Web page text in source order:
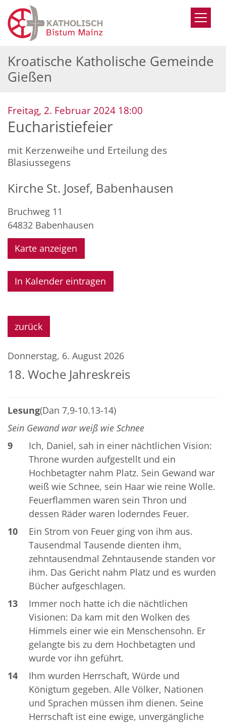
Zum Inhalt springen
Kroatische Katholische Gemeinde
Gießen
Freitag, 2. Februar 2024 18:00
Eucharistiefeier
mit Kerzenweihe und Erteilung des
Blasiussegens
Kirche St. Josef, Babenhausen
Bruchweg 11
64832 Babenhausen
Karte anzeigen
In Kalender eintragen
zurück
Donnerstag, 6. August 2026
18. Woche Jahreskreis
Lesung(Dan 7,9-10.13-14)
Sein Gewand war weiß wie Schnee
9
Ich, Daniel, sah in einer nächtlichen Vision:
Throne wurden aufgestellt und ein
Hochbetagter nahm Platz. Sein Gewand war
weiß wie Schnee, sein Haar wie reine Wolle.
Feuerflammen waren sein Thron und
dessen Räder waren loderndes Feuer.
10
Ein Strom von Feuer ging von ihm aus.
Tausendmal Tausende dienten ihm,
zehntausendmal Zehntausende standen vor
ihm. Das Gericht nahm Platz und es wurden
Bücher aufgeschlagen.
13
Immer noch hatte ich die nächtlichen
Visionen: Da kam mit den Wolken des
Himmels einer wie ein Menschensohn. Er
gelangte bis zu dem Hochbetagten und
wurde vor ihn geführt.
14
Ihm wurden Herrschaft, Würde und
Königtum gegeben. Alle Völker, Nationen
und Sprachen müssen ihm dienen. Seine
Herrschaft ist eine ewige, unvergängliche